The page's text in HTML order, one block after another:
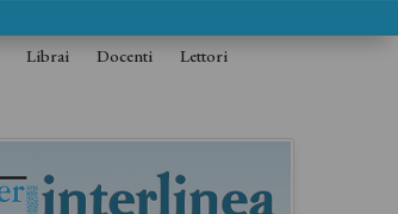
Librai Docenti Lettori